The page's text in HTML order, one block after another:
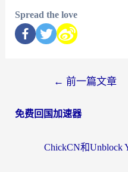
Spread the love
← 前一篇文章
免费回国加速器